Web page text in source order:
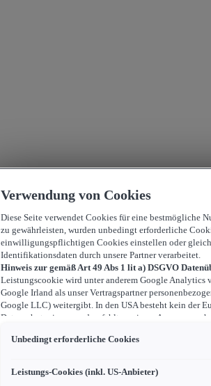
Verwendung von Cookies
Diese Seite verwendet Cookies für eine bestmögliche
zu gewährleisten, wurden unbedingt erforderliche
einwilligungspflichtigen Cookies einstellen oder
Identifikationsdaten durch unsere Partner verarbeitet.
Hinweis zur gemäß Art 49 Abs 1 lit a) DSGVO
Leistungscookie wird unter anderem Google Analytics
Google Irland als unser Vertragspartner
Google LLC) weitergibt. In den USA besteht kein der
Datenschutzniveau und es fehlt an einem
durchsetzen können, in den USA keine
können, wobei Eingriffe in Ihre persönlichen Rechte
Sollten Sie das Setzen von Cookies
Unbedingt erforderliche Cookies
Leistungs-Cookies (inkl. US-Anbieter)